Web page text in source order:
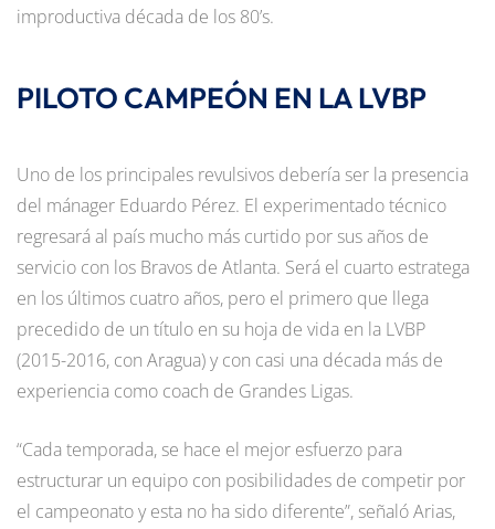
improductiva década de los 80’s.
PILOTO CAMPEÓN EN LA LVBP
Uno de los principales revulsivos debería ser la presencia
del mánager Eduardo Pérez. El experimentado técnico
regresará al país mucho más curtido por sus años de
servicio con los Bravos de Atlanta. Será el cuarto estratega
en los últimos cuatro años, pero el primero que llega
precedido de un título en su hoja de vida en la LVBP
(2015-2016, con Aragua) y con casi una década más de
experiencia como coach de Grandes Ligas.
“Cada temporada, se hace el mejor esfuerzo para
estructurar un equipo con posibilidades de competir por
el campeonato y esta no ha sido diferente”, señaló Arias,